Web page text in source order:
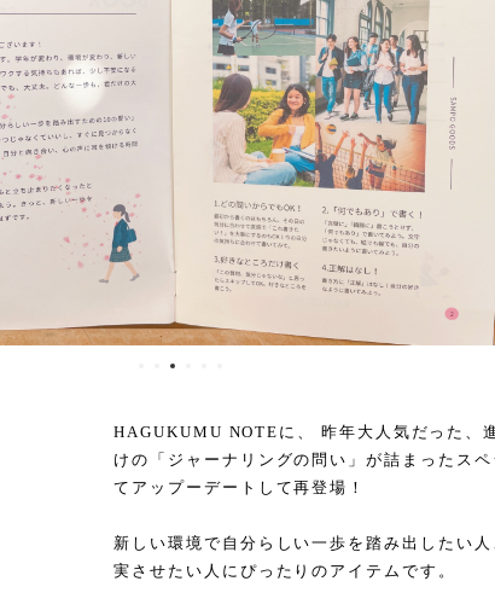
HAGUKUMU NOTEに、 昨年大人気だった、
けの「ジャーナリングの問い」が詰まったス
てアップーデートして再登場！
新しい環境で自分らしい一歩を踏み出したい
実させたい人にぴったりのアイテムです。